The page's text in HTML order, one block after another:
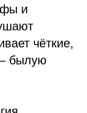
и
чёткие,
былую